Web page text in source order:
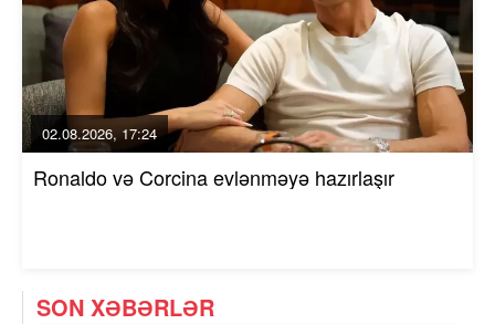
02.08.2026, 17:24
Ronaldo və Corcina evlənməyə hazırlaşır
SON XƏBƏRLƏR